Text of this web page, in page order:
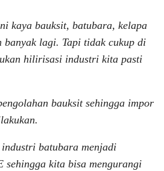
kaya bauksit, batubara, kelapa
banyak lagi. Tapi tidak cukup di
hilirisasi industri kita pasti
bauksit sehingga impor
batubara menjadi
kita bisa mengurangi